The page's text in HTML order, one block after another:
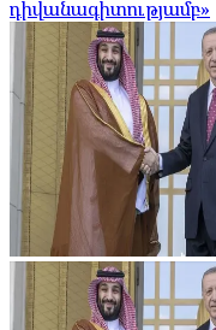
դիվանագիտությամբ»